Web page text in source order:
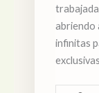
abriendo
infinitas